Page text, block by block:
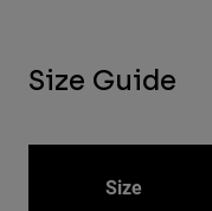
Size Guide
Size